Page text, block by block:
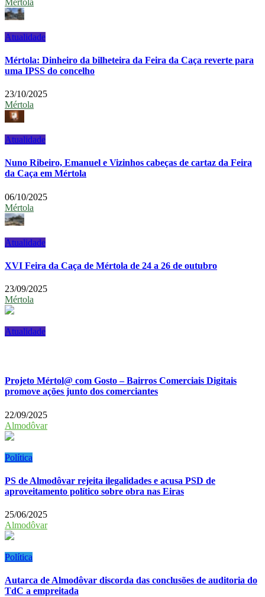
Atualidade
Mértola: Dinheiro da bilheteira da Feira da Caça reverte para
uma IPSS do concelho
23/10/2025
Mértola
Atualidade
Nuno Ribeiro, Emanuel e Vizinhos cabeças de cartaz da Feira
da Caça em Mértola
06/10/2025
Mértola
Atualidade
XVI Feira da Caça de Mértola de 24 a 26 de outubro
23/09/2025
Mértola
Atualidade
Projeto Mértol@ com Gosto – Bairros Comerciais Digitais
promove ações junto dos comerciantes
22/09/2025
Almodôvar
Política
PS de Almodôvar rejeita ilegalidades e acusa PSD de
aproveitamento político sobre obra nas Eiras
25/06/2025
Almodôvar
Política
Autarca de Almodôvar discorda das conclusões de auditoria do
TdC a empreitada